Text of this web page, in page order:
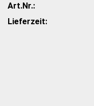
Art.Nr.:
Lieferzeit: